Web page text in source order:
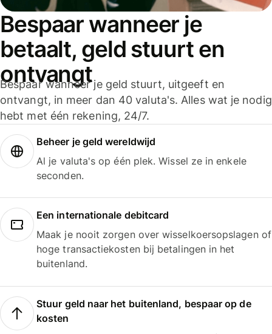
Bespaar wanneer je
betaalt, geld stuurt en
ontvangt
Bespaar wanneer je geld stuurt, uitgeeft en
ontvangt, in meer dan 40 valuta's. Alles wat je nodig
hebt met één rekening, 24/7.
Beheer je geld wereldwijd
Al je valuta's op één plek. Wissel ze in enkele
seconden.
Een internationale debitcard
Maak je nooit zorgen over wisselkoersopslagen of
hoge transactiekosten bij betalingen in het
buitenland.
Stuur geld naar het buitenland, bespaar op de
kosten